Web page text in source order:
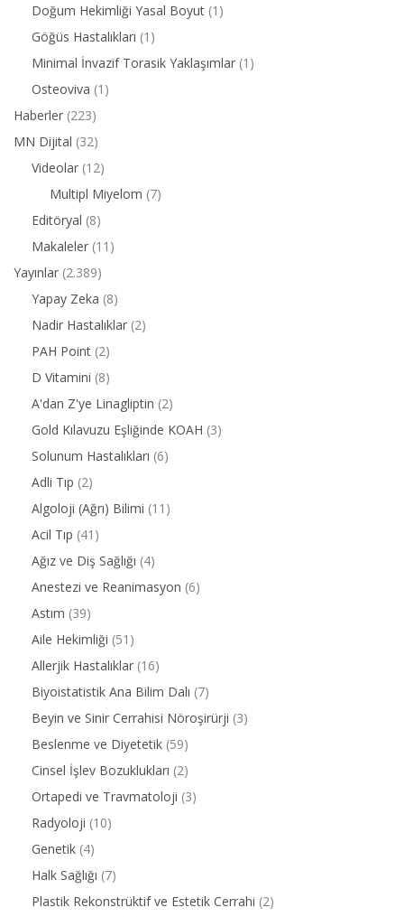
Doğum Hekimliği Yasal Boyut (1)
Göğüs Hastalıkları (1)
Minimal İnvazif Torasik Yaklaşımlar (1)
Osteoviva (1)
Haberler (223)
MN Dijital (32)
Videolar (12)
Multipl Miyelom (7)
Editöryal (8)
Makaleler (11)
Yayınlar (2.389)
Yapay Zeka (8)
Nadir Hastalıklar (2)
PAH Point (2)
D Vitamini (8)
A'dan Z'ye Linagliptin (2)
Gold Kılavuzu Eşliğinde KOAH (3)
Solunum Hastalıkları (6)
Adli Tıp (2)
Algoloji (Ağrı) Bilimi (11)
Acil Tıp (41)
Ağız ve Diş Sağlığı (4)
Anestezi ve Reanimasyon (6)
Astım (39)
Aile Hekimliği (51)
Allerjik Hastalıklar (16)
Biyoistatistik Ana Bilim Dalı (7)
Beyin ve Sinir Cerrahisi Nöroşirürji (3)
Beslenme ve Diyetetik (59)
Cinsel İşlev Bozuklukları (2)
Ortapedi ve Travmatoloji (3)
Radyoloji (10)
Genetik (4)
Halk Sağlığı (7)
Plastik Rekonstrüktif ve Estetik Cerrahi (2)